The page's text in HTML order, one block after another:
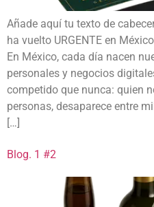
Añade aquí tu texto de
ha vuelto URGENTE en
En México, cada día nacen
personales y negocios
competido que nunca: quien
personas, desaparece entre
[…]
Blog. 1 #2